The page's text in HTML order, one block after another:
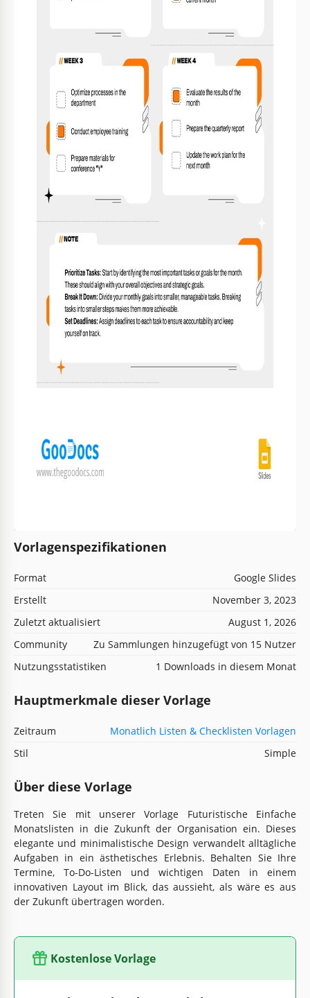
Vorlagenspezifikationen
Format
Google Slides
Erstellt
November 3, 2023
Zuletzt aktualisiert
August 1, 2026
Community
Zu Sammlungen hinzugefügt von 15 Nutzer
Nutzungsstatistiken
1 Downloads in diesem Monat
Hauptmerkmale dieser Vorlage
Zeitraum
Monatlich Listen & Checklisten Vorlagen
Stil
Simple
Über diese Vorlage
Treten Sie mit unserer Vorlage Futuristische Einfache
Monatslisten in die Zukunft der Organisation ein. Dieses
elegante und minimalistische Design verwandelt alltägliche
Aufgaben in ein ästhetisches Erlebnis. Behalten Sie Ihre
Termine, To-Do-Listen und wichtigen Daten in einem
innovativen Layout im Blick, das aussieht, als wäre es aus
der Zukunft übertragen worden.
Kostenlose Vorlage